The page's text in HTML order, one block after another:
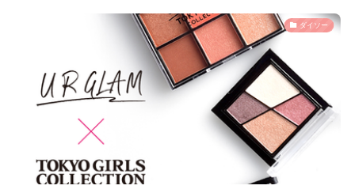
ダイソー